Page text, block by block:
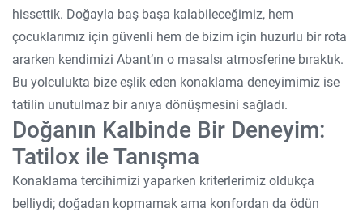
hissettik. Doğayla baş başa kalabileceğimiz, hem
çocuklarımız için güvenli hem de bizim için huzurlu bir rota
ararken kendimizi Abant’ın o masalsı atmosferine bıraktık.
Bu yolculukta bize eşlik eden konaklama deneyimimiz ise
tatilin unutulmaz bir anıya dönüşmesini sağladı.
Doğanın Kalbinde Bir Deneyim:
Tatilox ile Tanışma
Konaklama tercihimizi yaparken kriterlerimiz oldukça
belliydi; doğadan kopmamak ama konfordan da ödün